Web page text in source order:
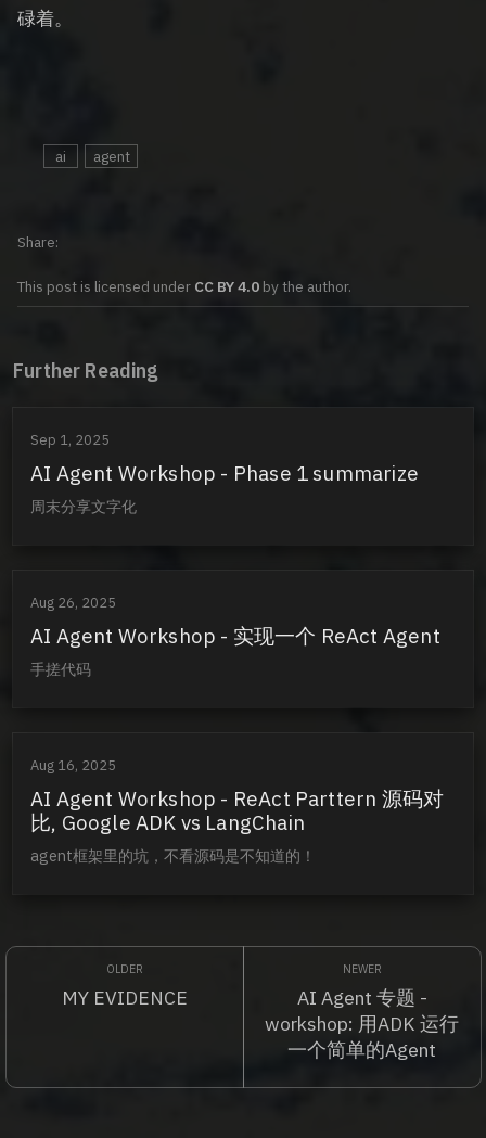
碌着。
ai agent
This post is licensed under CC BY 4.0 by the author.
Share
Further Reading
Sep 1, 2025
AI Agent Workshop - Phase 1 summarize
周末分享文字化
Aug 26, 2025
AI Agent Workshop - 实现一个 ReAct Agent
手搓代码
Aug 16, 2025
AI Agent Workshop - ReAct Parttern 源码对
比, Google ADK vs LangChain
agent框架里的坑，不看源码是不知道的！
MY EVIDENCE
AI Agent 专题 -
workshop: 用ADK 运行
一个简单的Agent